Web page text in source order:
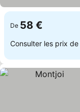
De 58 €
Consulter les prix de